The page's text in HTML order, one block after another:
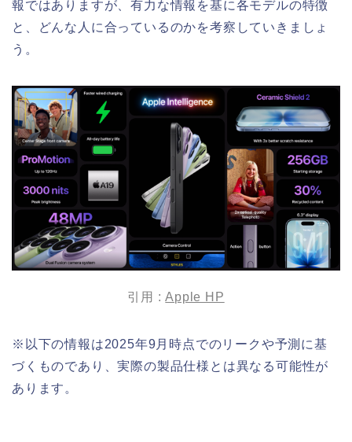
報ではありますが、有力な情報を基に各モデルの特徴
と、どんな人に合っているのかを考察していきましょ
う。
引用 :Apple HP
※以下の情報は2025年9月時点でのリークや予測に基
づくものであり、実際の製品仕様とは異なる可能性が
あります。